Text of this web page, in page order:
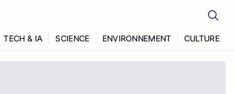
TECH & IA SCIENCE ENVIRONNEMENT CULTURE